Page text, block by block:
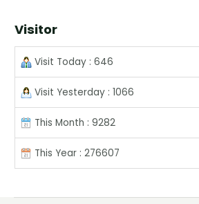
Visitor
Visit Today : 646
Visit Yesterday : 1066
This Month : 9282
This Year : 276607